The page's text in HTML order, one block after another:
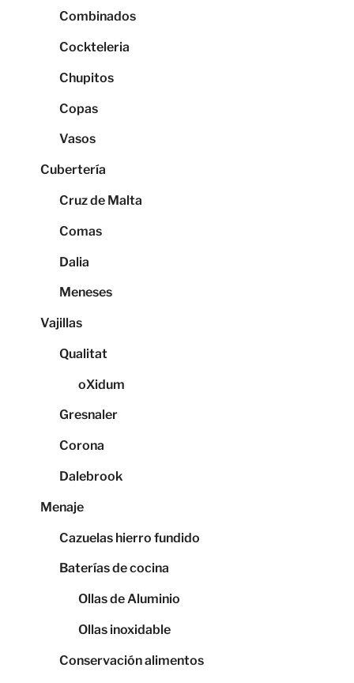
Combinados
Cockteleria
Chupitos
Copas
Vasos
Cubertería
Cruz de Malta
Comas
Dalia
Meneses
Vajillas
Qualitat
oXidum
Gresnaler
Corona
Dalebrook
Menaje
Cazuelas hierro fundido
Baterías de cocina
Ollas de Aluminio
Ollas inoxidable
Conservación alimentos